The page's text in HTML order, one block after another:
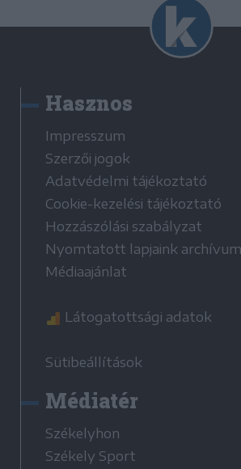
Hasznos
Impresszum
Szerzői jogok
Adatvédelmi tájékoztató
Cookie-kezelési tájékoztató
Hozzászólási szabályzat
Nyomtatott lapjaink
Médiaajánlat
Látogatottsági adatok
Sütibeállítások
Médiatér
Székelyhon
Székely Sport